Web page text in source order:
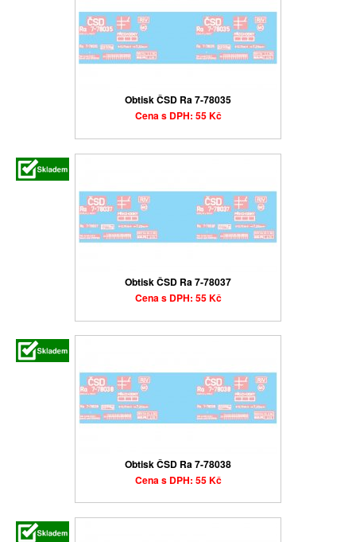
Obtisk ČSD Ra 7-78035
Cena s DPH: 55 Kč
Obtisk ČSD Ra 7-78037
Cena s DPH: 55 Kč
Obtisk ČSD Ra 7-78038
Cena s DPH: 55 Kč